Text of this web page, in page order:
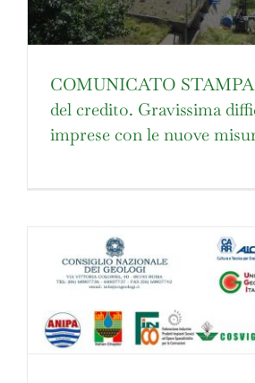
COMUNICATO
del credito. Gravissima
imprese con le nuove